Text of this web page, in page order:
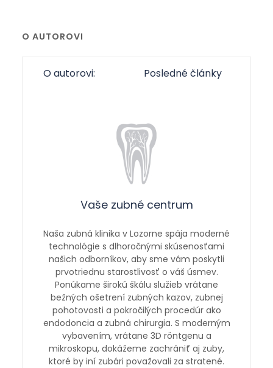
O AUTOROVI
O autorovi: Posledné články
Vaše zubné centrum
Naša zubná klinika v Lozorne spája moderné
technológie s dlhoročnými skúsenosťami
našich odborníkov, aby sme vám poskytli
prvotriednu starostlivosť o váš úsmev.
Ponúkame širokú škálu služieb vrátane
bežných ošetrení zubných kazov, zubnej
pohotovosti a pokročilých procedúr ako
endodoncia a zubná chirurgia. S moderným
vybavením, vrátane 3D röntgenu a
mikroskopu, dokážeme zachrániť aj zuby,
ktoré by iní zubári považovali za stratené.